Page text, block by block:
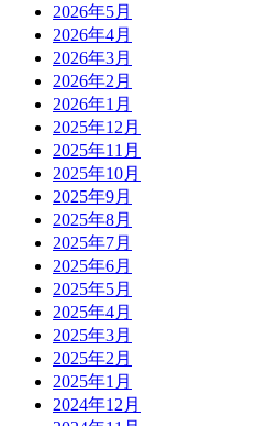
2026年5月
2026年4月
2026年3月
2026年2月
2026年1月
2025年12月
2025年11月
2025年10月
2025年9月
2025年8月
2025年7月
2025年6月
2025年5月
2025年4月
2025年3月
2025年2月
2025年1月
2024年12月